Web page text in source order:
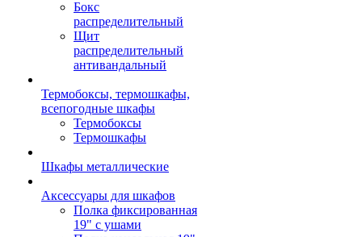
Бокс
распределительный
Щит
распределительный
антивандальный
Термобоксы, термошкафы,
всепогодные шкафы
Термобоксы
Термошкафы
Шкафы металлические
Аксессуары для шкафов
Полка фиксированная
19" с ушами